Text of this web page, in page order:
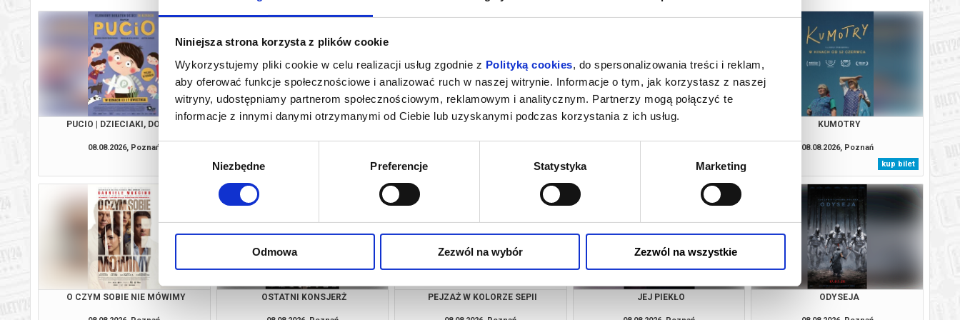
Niniejsza strona korzysta z plików cookie
Wykorzystujemy pliki cookie w celu realizacji usług zgodnie z Polityką cookies, do spersonalizowania treści i reklam,
aby oferować funkcje społecznościowe i analizować ruch w naszej witrynie. Informacje o tym, jak korzystasz z naszej
witryny, udostępniamy partnerom społecznościowym, reklamowym i analitycznym. Partnerzy mogą połączyć te
informacje z innymi danymi otrzymanymi od Ciebie lub uzyskanymi podczas korzystania z ich usług.
Wybór
Niezbędne Preferencje Statystyka Marketing
Odmowa Zezwól na wybór Zezwól na wszystkie
PUCIO | DZIECIAKI, DO KINA!
08.08.2026, Poznań
CHŁOPIEC NA KRAŃCACH ŚWIATA |
kup bilet
GÓRA MOCY | DZIECIAKI, DO KINA!
kup bilet
OJCZYZNA
kup bilet
KUMOTRY
08.08.2026, Poznań
kup bilet
O CZYM SOBIE NIE MÓWIMY OSTATNI KONSJERŻ PEJZAŻ W KOLORZE SEPII JEJ PIEKŁO ODYSEJA